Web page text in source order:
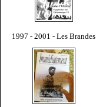
1997 - 2001 - Les Brandes